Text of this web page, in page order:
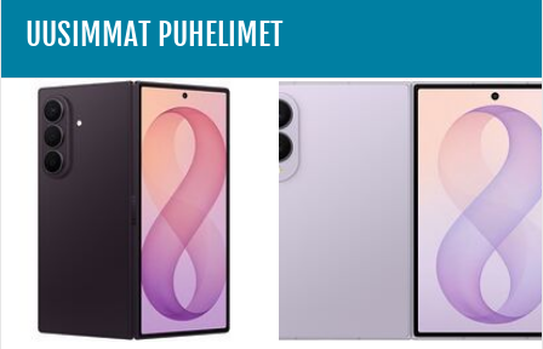
UUSIMMAT PUHELIMET